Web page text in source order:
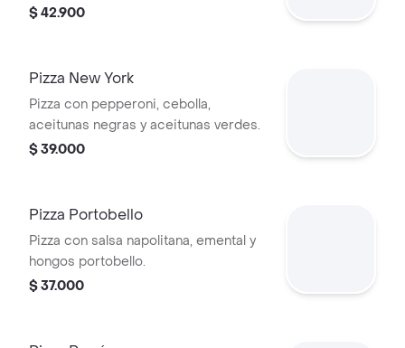
alcachofa, tomate fresco, salsa césar
puedas disfrutar fresca)
$ 42.900
Pizza New York
Pizza con pepperoni, cebolla,
aceitunas negras y aceitunas verdes.
$ 39.000
Pizza Portobello
Pizza con salsa napolitana, emental y
hongos portobello.
$ 37.000